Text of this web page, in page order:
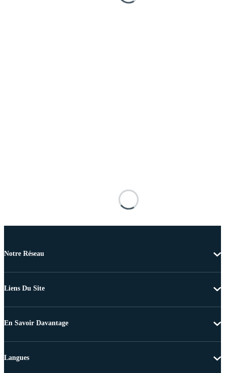
Notre Réseau
Liens Du Site
En Savoir Davantage
Langues